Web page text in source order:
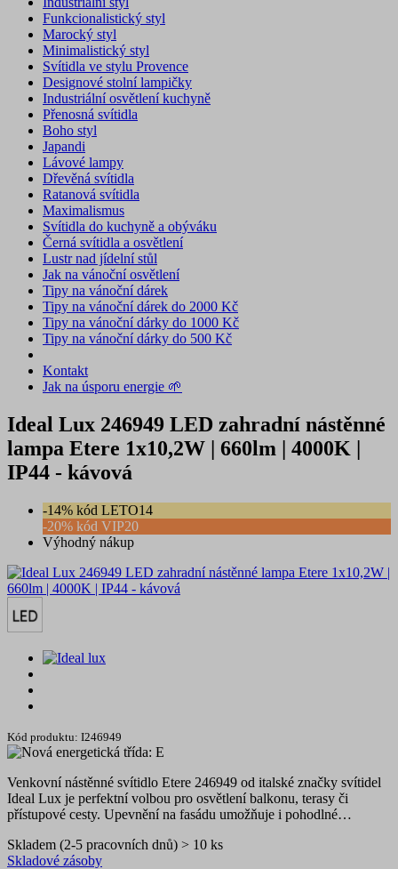
Funkcionalistický styl
Marocký styl
Minimalistický styl
Svítidla ve stylu Provence
Designové stolní lampičky
Industriální osvětlení kuchyně
Přenosná svítidla
Boho styl
Japandi
Lávové lampy
Dřevěná svítidla
Ratanová svítidla
Maximalismus
Svítidla do kuchyně a obýváku
Černá svítidla a osvětlení
Lustr nad jídelní stůl
Jak na vánoční osvětlení
Tipy na vánoční dárek
Tipy na vánoční dárek do 2000 Kč
Tipy na vánoční dárky do 1000 Kč
Tipy na vánoční dárky do 500 Kč
Kontakt
Jak na úsporu energie 🌱
Ideal Lux 246949 LED zahradní nástěnné
lampa Etere 1x10,2W | 660lm | 4000K |
IP44 - kávová
-14% kód LETO14
-20% kód VIP20
Výhodný nákup
Kód produktu: I246949
Venkovní nástěnné svítidlo Etere 246949 od italské značky svítidel
Ideal Lux je perfektní volbou pro osvětlení balkonu, terasy či
přístupové cesty. Upevnění na fasádu umožňuje i pohodlné…
Skladem (2-5 pracovních dnů) > 10 ks
Skladové zásoby